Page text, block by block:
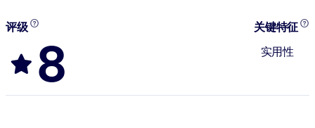
评级
8
关键特征
实用性